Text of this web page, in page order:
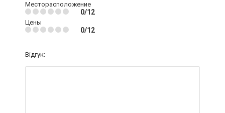
Месторасположение
0/12
Цены
0/12
Відгук: